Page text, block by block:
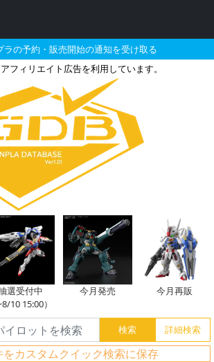
ラの予約・販売開始の通知を受け取る
フィリエイト広告を利用しています。
.comで2025年02月
選受付中
10 15:00）
今月発売 今月再販
をカスタムクイック検索に保存